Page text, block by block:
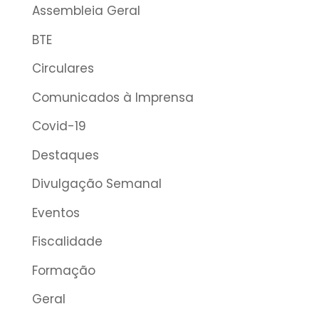
Assembleia Geral
BTE
Circulares
Comunicados à Imprensa
Covid-19
Destaques
Divulgação Semanal
Eventos
Fiscalidade
Formação
Geral